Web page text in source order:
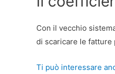
Con il vecchio
di scaricare le fatture
Ti può interessare